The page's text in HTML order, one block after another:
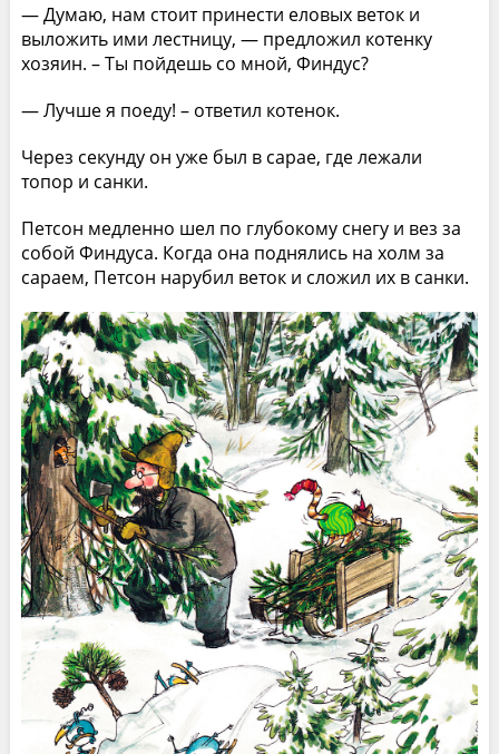
— Думаю, нам стоит принести еловых веток и
выложить ими лестницу, — предложил котенку
хозяин. – Ты пойдешь со мной, Финдус?
— Лучше я поеду! – ответил котенок.
Через секунду он уже был в сарае, где лежали
топор и санки.
Петсон медленно шел по глубокому снегу и вез за
собой Финдуса. Когда она поднялись на холм за
сараем, Петсон нарубил веток и сложил их в санки.